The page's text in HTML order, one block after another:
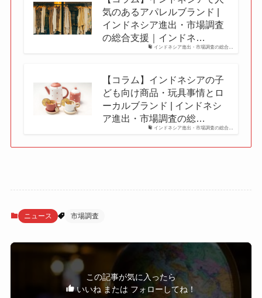
インドネシア進出・市場調査の総合…
気のあるアパレルブランド |
インドネシア進出・市場調査
の総合支援｜インドネ…
インドネシア進出・市場調査の総合…
【コラム】インドネシアの子
ども向け商品・玩具事情とロ
ーカルブランド | インドネシ
ア進出・市場調査の総…
ニュース 市場調査
この記事が気に入ったら
いいね または フォローしてね！